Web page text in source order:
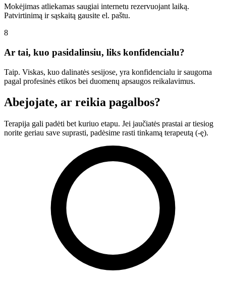
Mokėjimas atliekamas saugiai internetu rezervuojant laiką.
Patvirtinimą ir sąskaitą gausite el. paštu.
8
Ar tai, kuo pasidalinsiu, liks konfidencialu?
Taip. Viskas, kuo dalinatės sesijose, yra konfidencialu ir saugoma
pagal profesinės etikos bei duomenų apsaugos reikalavimus.
Abejojate, ar reikia pagalbos?
Terapija gali padėti bet kuriuo etapu. Jei jaučiatės prastai ar tiesiog
norite geriau save suprasti, padėsime rasti tinkamą terapeutą (-ę).